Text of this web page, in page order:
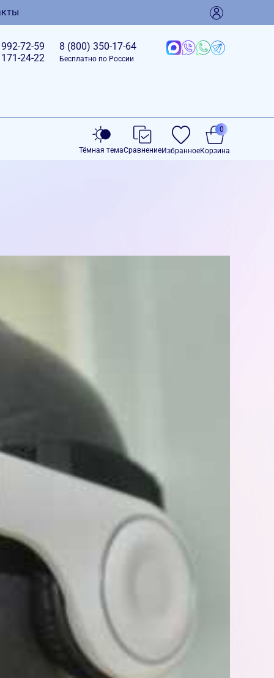
992-72-59
171-24-22
8 (800) 350-17-64
Бесплатно по России
Тёмная темаСравнениеИзбранноеКорзина
0